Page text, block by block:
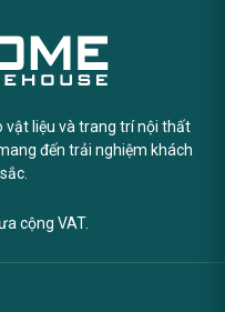
vật liệu và trang trí nội thất
đến trải nghiệm khách
cộng VAT.